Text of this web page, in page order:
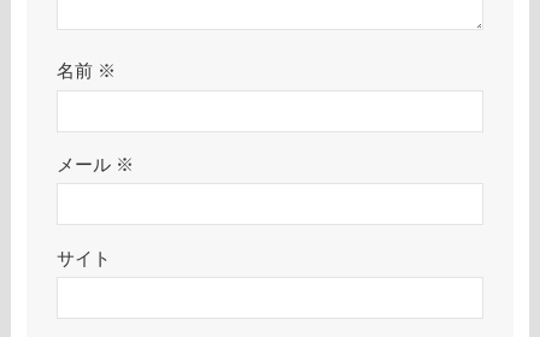
名前 ※
メール ※
サイト